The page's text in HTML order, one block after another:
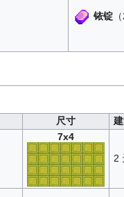
铱锭
尺寸
7x4
2